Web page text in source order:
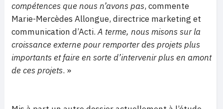
compétences que nous n’avons pas, commente
Marie-Mercèdes Allongue, directrice marketing et
communication d’Acti.A terme, nous misons sur la
croissance externe pour remporter des projets plus
importants et faire en sorte d’intervenir plus en amont
de ces projets. »